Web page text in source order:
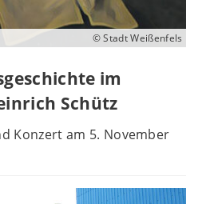
© Stadt Weißenfels
im
Schütz
Konzert am 5. November